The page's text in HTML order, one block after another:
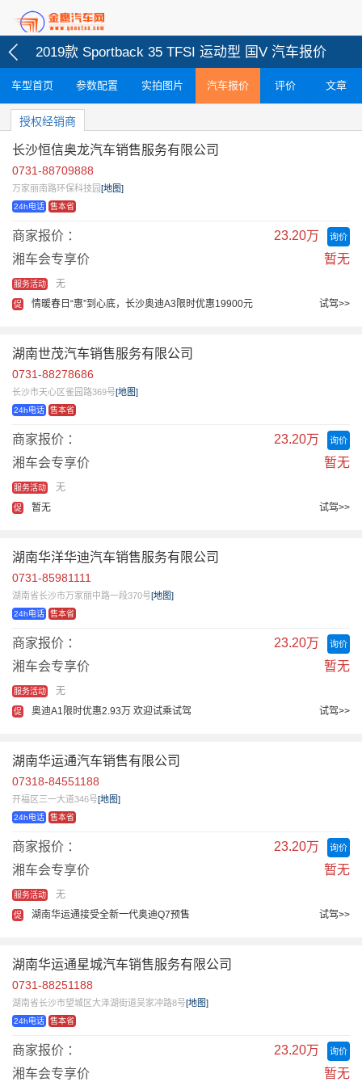
2019款 Sportback 35 TFSI 运动型 国V 汽车报价
车型首页 参数配置 实拍图片 汽车报价 评价 文章
授权经销商
长沙恒信奥龙汽车销售服务有限公司
0731-88709888
万家丽南路环保科技园[地图]
24h电话 售本省
商家报价 ： 询价
23.20万
湘车会专享价
暂无
服务活动 无
促 情暖春日“惠”到心底，长沙奥迪A3限时优惠19900元 试驾>>
湖南世茂汽车销售服务有限公司
0731-88278686
长沙市天心区雀园路369号[地图]
24h电话 售本省
商家报价 ： 询价
23.20万
湘车会专享价
暂无
服务活动 无
促 暂无 试驾>>
湖南华洋华迪汽车销售服务有限公司
0731-85981111
湖南省长沙市万家丽中路一段370号[地图]
24h电话 售本省
商家报价 ： 询价
23.20万
湘车会专享价
暂无
服务活动 无
促 奥迪A1限时优惠2.93万 欢迎试乘试驾 试驾>>
湖南华运通汽车销售有限公司
07318-84551188
开福区三一大道346号[地图]
24h电话 售本省
商家报价 ： 询价
23.20万
湘车会专享价
暂无
服务活动 无
促 湖南华运通接受全新一代奥迪Q7预售 试驾>>
湖南华运通星城汽车销售服务有限公司
0731-88251188
湖南省长沙市望城区大泽湖街道吴家冲路8号[地图]
24h电话 售本省
商家报价 ： 询价
23.20万
湘车会专享价
暂无